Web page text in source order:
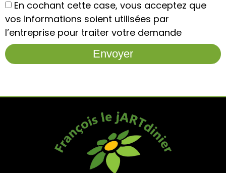
En cochant cette case, vous acceptez que
vos informations soient utilisées par
l’entreprise pour traiter votre demande
Envoyer